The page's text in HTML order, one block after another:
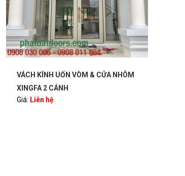
CỬA NHÔM XINGFA 2 CÁNH MỞ
QUAY
Giá:Liên hệ